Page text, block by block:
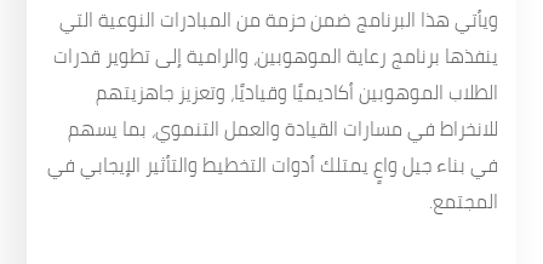
ويأتي هذا البرنامج ضمن حزمة من المبادرات النوعية التي
ينفذها برنامج رعاية الموهوبين، والرامية إلى تطوير قدرات
الطلاب الموهوبين أكاديميًا وقياديًا، وتعزيز جاهزيتهم
للانخراط في مسارات القيادة والعمل التنموي، بما يسهم
في بناء جيل واعٍ يمتلك أدوات التخطيط والتأثير الإيجابي في
المجتمع.